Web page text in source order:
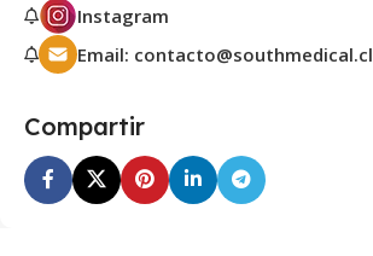
Instagram
Email: contacto@southmedical.cl
Compartir